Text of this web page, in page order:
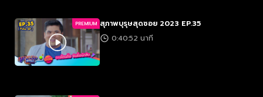
PREMIUM สุภาพบุรุษสุดซอย 2023 EP.35
0:40:52 นาที